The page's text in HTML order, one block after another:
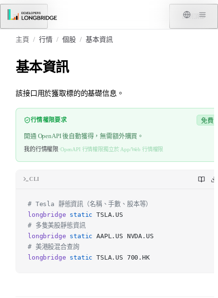
跳轉到內容
菜單 回到頂部
主頁 / 行情 / 個股 / 基本資訊
基本資訊
該接口用於獲取標的的基礎信息。
行情權限要求 免費
開通 OpenAPI 後自動獲得，無需額外購買。
我的行情權限·OpenAPI 行情權限獨立於 App/Web 行情權限
CLI
# Tesla 靜態資訊（名稱、手數、股本等）
longbridge static
TSLA.US
# 多隻美股靜態資訊
longbridge static
AAPL.US NVDA.US
# 美港股混合查詢
longbridge static TSLA.US 700.HK